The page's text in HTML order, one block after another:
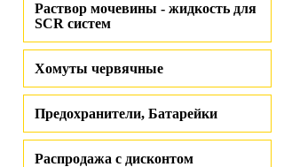
Раствор мочевины - жидкость для
SCR систем
Хомуты червячные
Предохранители, Батарейки
Распродажа с дисконтом